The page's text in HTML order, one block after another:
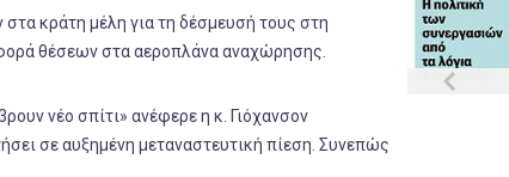
κράτη μέλη για τη δέσμευσή τους στη
θέσεων στα αεροπλάνα αναχώρησης.
νέο σπίτι» ανέφερε η κ. Γιόχανσον
σε αυξημένη μεταναστευτική πίεση. Συνεπώς